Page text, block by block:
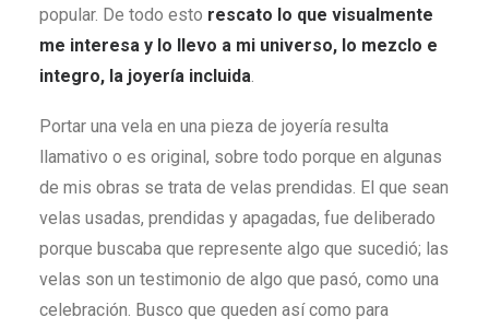
popular. De todo esto rescato lo que visualmente
me interesa y lo llevo a mi universo, lo mezclo e
integro, la joyería incluida.
Portar una vela en una pieza de joyería resulta
llamativo o es original, sobre todo porque en algunas
de mis obras se trata de velas prendidas. El que sean
velas usadas, prendidas y apagadas, fue deliberado
porque buscaba que represente algo que sucedió; las
velas son un testimonio de algo que pasó, como una
celebración. Busco que queden así como para